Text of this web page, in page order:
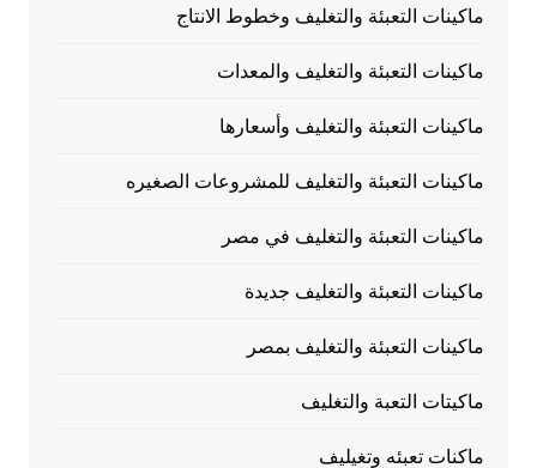
ماكينات التعبئة والتغليف وخطوط الانتاج
ماكينات التعبئة والتغليف والمعدات
ماكينات التعبئة والتغليف وأسعارها
ماكينات التعبئة والتغليف للمشروعات الصغيره
ماكينات التعبئة والتغليف في مصر
ماكينات التعبئة والتغليف جديدة
ماكينات التعبئة والتغليف بمصر
ماكيتات التعبة والتغليف
ماكنات تعبئه وتغيليف